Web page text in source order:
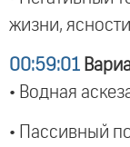
жизни,
00:59:01
• Водная
• Пассивный